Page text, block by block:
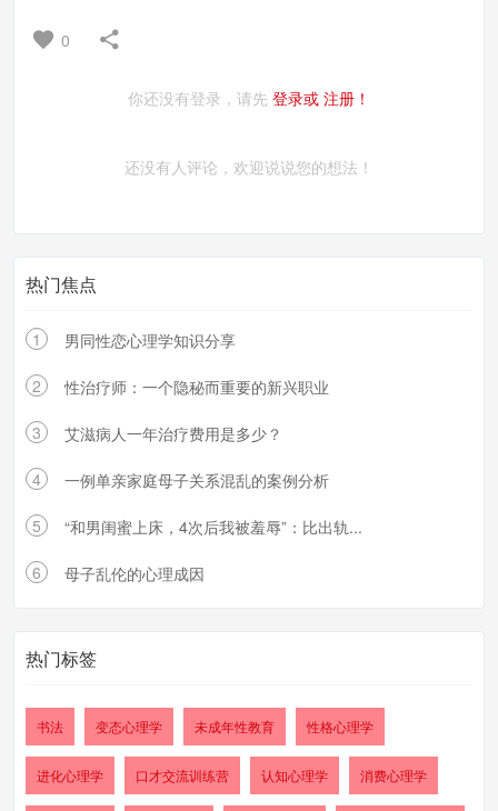
0
你还没有登录，请先 登录或 注册！
还没有人评论，欢迎说说您的想法！
热门焦点
1 男同性恋心理学知识分享
2 性治疗师：一个隐秘而重要的新兴职业
3 艾滋病人一年治疗费用是多少？
4 一例单亲家庭母子关系混乱的案例分析
5 “和男闺蜜上床，4次后我被羞辱”：比出轨...
6 母子乱伦的心理成因
热门标签
书法 变态心理学 未成年性教育 性格心理学
进化心理学 口才交流训练营 认知心理学 消费心理学